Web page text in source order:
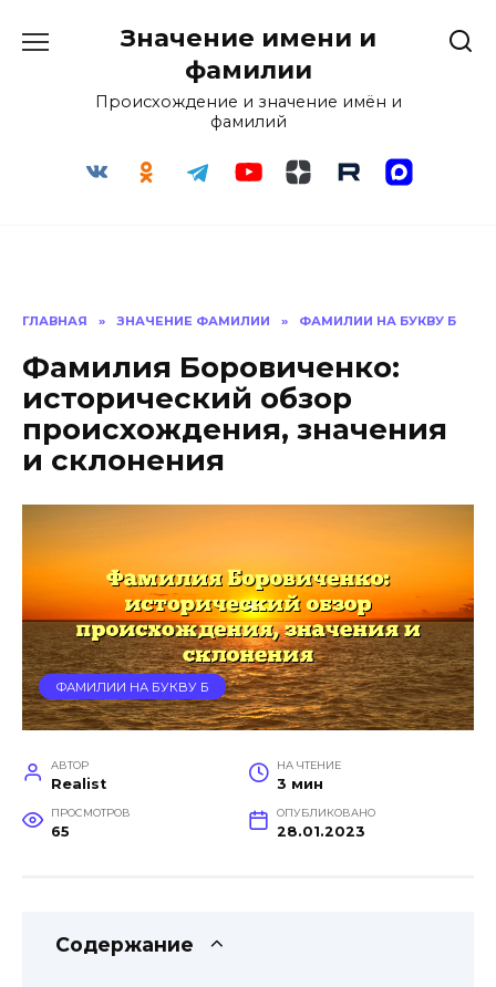
Значение имени и
фамилии
Происхождение и значение имён и
фамилий
ГЛАВНАЯ » ЗНАЧЕНИЕ ФАМИЛИИ » ФАМИЛИИ НА БУКВУ Б
Фамилия Боровиченко:
исторический обзор
происхождения, значения
и склонения
ФАМИЛИИ НА БУКВУ Б
АВТОР
Realist
НА ЧТЕНИЕ
3 мин
ПРОСМОТРОВ
65
ОПУБЛИКОВАНО
28.01.2023
Содержание